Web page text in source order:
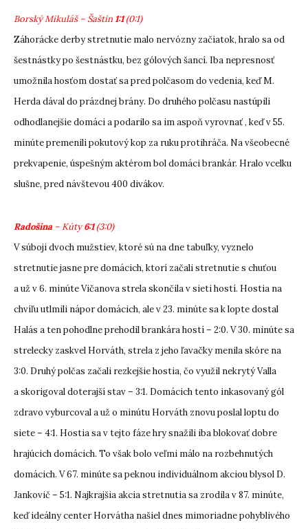
Borský Mikuláš – Šaštín 1:1(0:1)
Záhorácke derby stretnutie malo nervózny začiatok, hralo sa od
šestnástky po šestnástku, bez gólových šancí. Iba nepresnosť
umožnila hosťom dostať sa pred polčasom do vedenia, keď M.
Herda dával do prázdnej brány. Do druhého polčasu nastúpili
odhodlanejšie domáci a podarilo sa im aspoň vyrovnať , keď v 55.
minúte premenili pokutový kop za ruku protihráča. Na všeobecné
prekvapenie, úspešným aktérom bol domáci brankár. Hralo vcelku
slušne, pred návštevou 400 divákov.
Radošina – Kúty6:1(3:0)
V súboji dvoch mužstiev, ktoré sú na dne tabuľky, vyznelo
stretnutie jasne pre domácich, ktorí začali stretnutie s chuťou
a už v 6. minúte Vičanova strela skončila v sieti hostí. Hostia na
chvíľu utlmili nápor domácich, ale v 23. minúte sa k lopte dostal
Halás a ten pohodlne prehodil brankára hostí – 2:0. V 30. minúte sa
strelecky zaskvel Horváth, strela z jeho ľavačky menila skóre na
3:0. Druhý polčas začali rezkejšie hostia, čo využil nekrytý Valla
a skorigoval doterajší stav – 3:1. Domácich tento inkasovaný gól
zdravo vyburcoval a už o minútu Horváth znovu poslal loptu do
siete – 4:1. Hostia sa v tejto fáze hry snažili iba blokovať dobre
hrajúcich domácich. To však bolo veľmi málo na rozbehnutých
domácich. V 67. minúte sa peknou individuálnom akciou blysol D.
Jankovič – 5:1. Najkrajšia akcia stretnutia sa zrodila v 87. minúte,
keď ideálny center Horvátha našiel dnes mimoriadne pohyblivého